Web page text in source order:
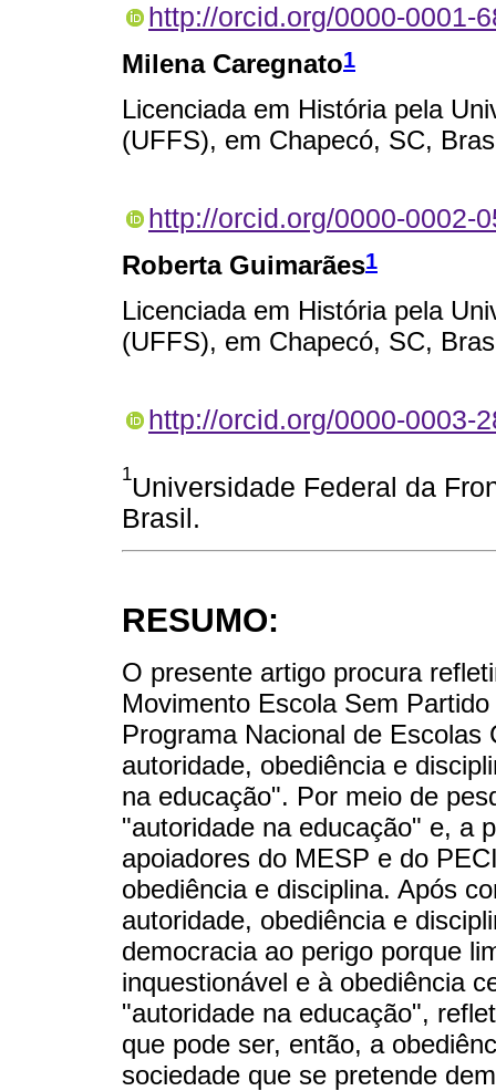
http://orcid.org/0000-0001-
Milena Caregnato1
Licenciada em História pela
(UFFS), em Chapecó, SC,
http://orcid.org/0000-0002-
Roberta Guimarães1
Licenciada em História pela
(UFFS), em Chapecó, SC,
http://orcid.org/0000-0003-
1Universidade Federal da
Brasil.
RESUMO:
O presente artigo procura
Movimento Escola Sem
Programa Nacional de
autoridade, obediência e
na educação". Por meio de
"autoridade na educação" e, a
apoiadores do MESP e do
obediência e disciplina. Após
autoridade, obediência e
democracia ao perigo porque
inquestionável e à obediência
"autoridade na educação",
que pode ser, então, a
sociedade que se pretende